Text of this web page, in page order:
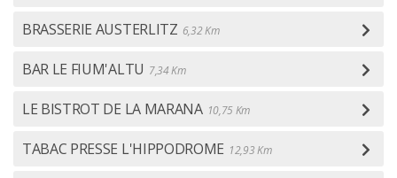
BRASSERIE AUSTERLITZ 6,32 Km
BAR LE FIUM'ALTU 7,34 Km
LE BISTROT DE LA MARANA 10,75 Km
TABAC PRESSE L'HIPPODROME 12,93 Km